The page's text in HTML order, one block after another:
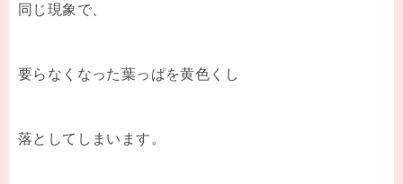
同じ現象で、
要らなくなった葉っぱを黄色くし
落としてしまいます。